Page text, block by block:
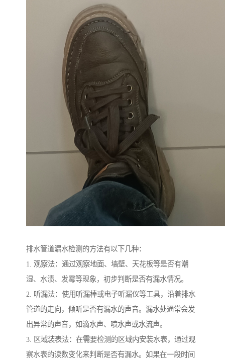
排水管道漏水检测的方法有以下几种：
1. 观察法：通过观察地面、墙壁、天花板等是否有潮
湿、水渍、发霉等现象，初步判断是否有漏水情况。
2. 听漏法：使用听漏棒或电子听漏仪等工具，沿着排水
管道的走向，倾听是否有漏水的声音。漏水处通常会发
出异常的声音，如滴水声、喷水声或水流声。
3. 区域装表法：在需要检测的区域内安装水表，通过观
察水表的读数变化来判断是否有漏水。如果在一段时间